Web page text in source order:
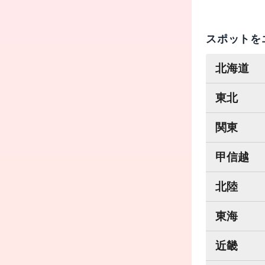
スポット
北海道
東北
関東
甲信越
北陸
東海
近畿